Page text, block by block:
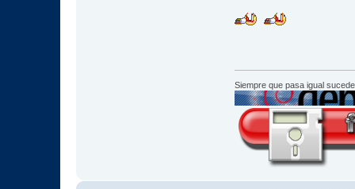
Siempre que pasa igual